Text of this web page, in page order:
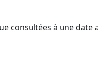
consultées à une